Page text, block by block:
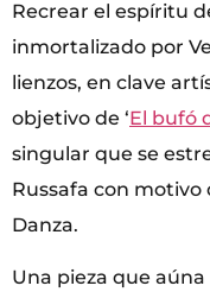
Recrear el espíritu
inmortalizado por
lienzos, en clave
objetivo de ‘El bufó
singular que se
Russafa con
Danza.
Una pieza que